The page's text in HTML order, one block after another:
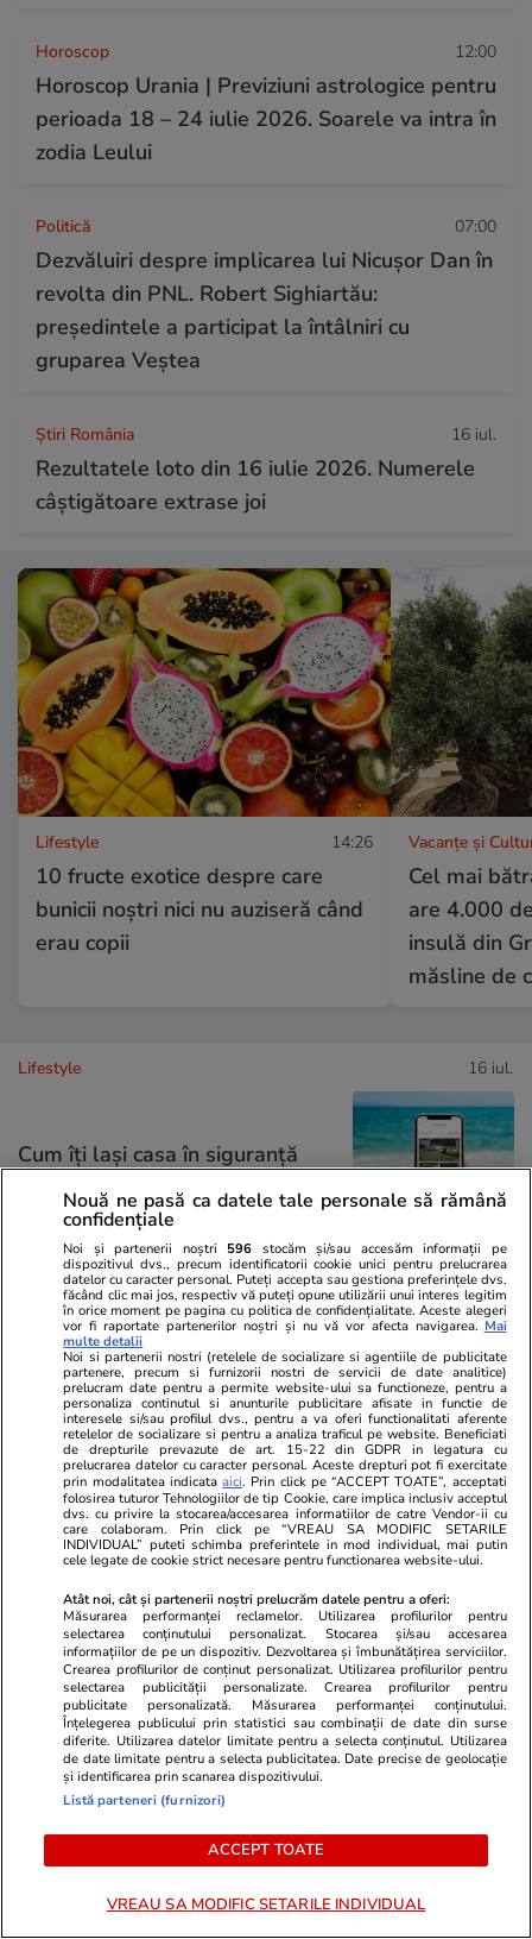
Horoscop 12:00
Horoscop Urania | Previziuni astrologice pentru
perioada 18 – 24 iulie 2026. Soarele va intra în
zodia Leului
Politică 07:00
Dezvăluiri despre implicarea lui Nicușor Dan în
revolta din PNL. Robert Sighiartău:
președintele a participat la întâlniri cu
gruparea Veștea
Știri România 16 iul.
Rezultatele loto din 16 iulie 2026. Numerele
câștigătoare extrase joi
Lifestyle 14:26
10 fructe exotice despre care
bunicii noștri nici nu auziseră când
erau copii
Vacanțe și
Cel mai
are 4.000
insulă din
măsline de
Lifestyle 16 iul.
Cum îţi laşi casa în siguranţă
înainte de a pleca în concediu
Lifestyle 14 iul.
Ce este făina de tapioca și în ce
rețete poate fi folosită
Lifestyle 14 iul.
Ce este săpunul de Marsilia și
la ce se folosește
Lifestyle
Ce este Japandi, stilul de
amenajare care combină
Nouă ne pasă ca datele tale personale să rămână
confidențiale
Noi și partenerii noștri 596 stocăm și/sau accesăm informații pe
dispozitivul dvs., precum identificatorii cookie unici pentru prelucrarea
datelor cu caracter personal. Puteți accepta sau gestiona preferințele dvs.
făcând clic mai jos, respectiv vă puteți opune utilizării unui interes legitim
în orice moment pe pagina cu politica de confidențialitate. Aceste alegeri
vor fi raportate partenerilor noștri și nu vă vor afecta navigarea. Mai
multe detalii
Noi si partenerii nostri (retelele de socializare si agentiile de publicitate
partenere, precum si furnizorii nostri de servicii de date analitice)
prelucram date pentru a permite website-ului sa functioneze, pentru a
personaliza continutul si anunturile publicitare afisate in functie de
interesele si/sau profilul dvs., pentru a va oferi functionalitati aferente
retelelor de socializare si pentru a analiza traficul pe website. Beneficiati
de drepturile prevazute de art. 15-22 din GDPR in legatura cu
prelucrarea datelor cu caracter personal. Aceste drepturi pot fi exercitate
prin modalitatea indicataaici. Prin click pe “ACCEPT TOATE”, acceptati
folosirea tuturor Tehnologiilor de tip Cookie, care implica inclusiv acceptul
dvs. cu privire la stocarea/accesarea informatiilor de catre Vendor-ii cu
care colaboram. Prin click pe “VREAU SA MODIFIC SETARILE
INDIVIDUAL” puteti schimba preferintele in mod individual, mai putin
cele legate de cookie strict necesare pentru functionarea website-ului.
Atât noi, cât și partenerii noștri prelucrăm datele pentru a oferi:
Măsurarea performanței reclamelor. Utilizarea profilurilor pentru
selectarea conținutului personalizat. Stocarea și/sau accesarea
informațiilor de pe un dispozitiv. Dezvoltarea și îmbunătățirea serviciilor.
Crearea profilurilor de conținut personalizat. Utilizarea profilurilor pentru
selectarea publicității personalizate. Crearea profilurilor pentru
publicitate personalizată. Măsurarea performanței conținutului.
Înțelegerea publicului prin statistici sau combinații de date din surse
diferite. Utilizarea datelor limitate pentru a selecta conținutul. Utilizarea
de date limitate pentru a selecta publicitatea. Date precise de geolocație
și identificarea prin scanarea dispozitivului.
Listă parteneri (furnizori)
ACCEPT TOATE
VREAU SA MODIFIC SETARILE INDIVIDUAL